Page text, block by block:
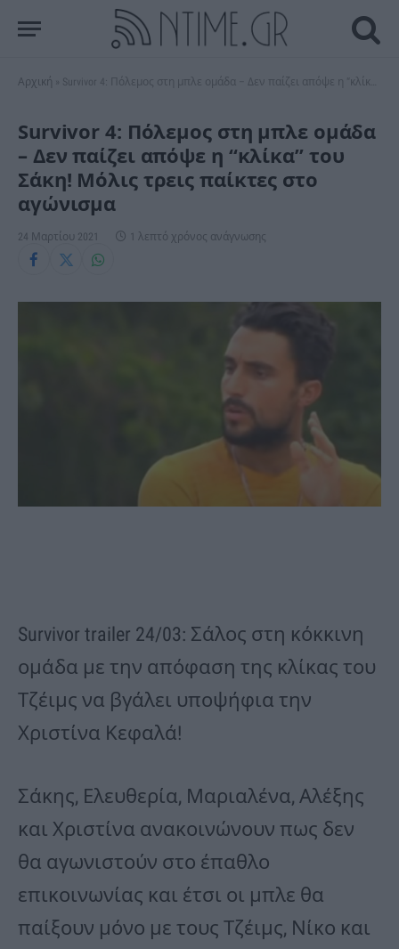
Αρχική Survivor 4: Πόλεμος στη μπλε ομάδα – Δεν παίζει απόψε η “κλίκα” του Σάκη! Μόλις τρεις παίκτες στο αγώνισμα
Survivor 4: Πόλεμος στη μπλε ομάδα
– Δεν παίζει απόψε η “κλίκα” του
Σάκη! Μόλις τρεις παίκτες στο
αγώνισμα
24 Μαρτίου 2021 1 λεπτό χρόνος ανάγνωσης
Survivor trailer 24/03: Σάλος στη κόκκινη
ομάδα με την απόφαση της κλίκας του
Τζέιμς να βγάλει υποψήφια την
Χριστίνα Κεφαλά!
Σάκης, Ελευθερία, Μαριαλένα, Αλέξης
και Χριστίνα ανακοινώνουν πως δεν
θα αγωνιστούν στο έπαθλο
επικοινωνίας και έτσι οι μπλε θα
παίξουν μόνο με τους Τζέιμς, Νίκο και